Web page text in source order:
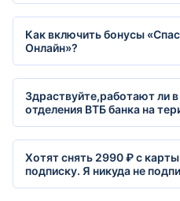
Как включить бонусы
Онлайн»?
Здраствуйте,работают ли
отделения ВТБ банка на
Хотят снять 2990 ₽ с
подписку. Я никуда не